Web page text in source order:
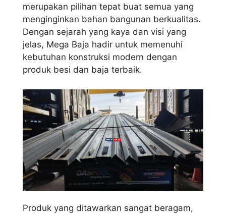
merupakan pilihan tepat buat semua yang
menginginkan bahan bangunan berkualitas.
Dengan sejarah yang kaya dan visi yang
jelas, Mega Baja hadir untuk memenuhi
kebutuhan konstruksi modern dengan
produk besi dan baja terbaik.
Produk yang ditawarkan sangat beragam,